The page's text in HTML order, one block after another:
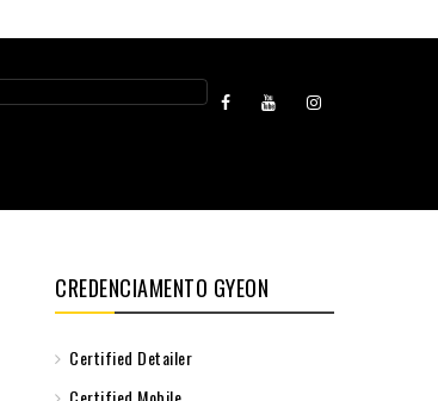
CREDENCIAMENTO GYEON
Certified Detailer